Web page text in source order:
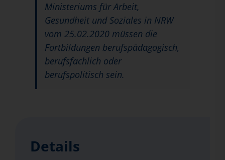
Ministeriums für Arbeit,
Gesundheit und Soziales in NRW
vom 25.02.2020 müssen die
Fortbildungen berufspädagogisch,
berufsfachlich oder
berufspolitisch sein.
Details